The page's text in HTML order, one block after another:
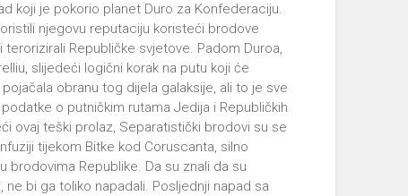
koji je pokorio planet Duro za Konfederaciju.
njegovu reputaciju koristeći brodove
terorizirali Republičke svjetove. Padom Duroa,
slijedeći logični korak na putu koji će
obranu tog dijela galaksije, ali to je sve
o putničkim rutama Jedija i Republičkih
ovaj teški prolaz, Separatistički brodovi su se
tijekom Bitke kod Coruscanta, silno
Republike. Da su znali da su
bi ga toliko napadali. Posljednji napad sa